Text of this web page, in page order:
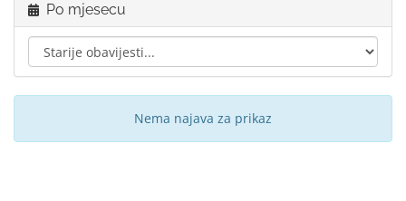
Po mjesecu
Nema najava za prikaz